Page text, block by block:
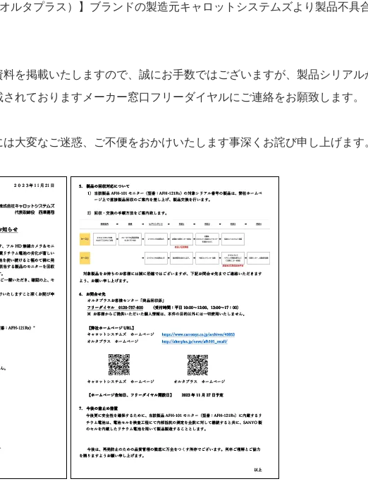
ルタプラス）】ブランドの製造元キャロットシステムズより製品不具
を掲載いたしますので、誠にお手数ではございますが、製品シリア
れておりますメーカー窓口フリーダイヤルにご連絡をお願致します。
大変なご迷惑、ご不便をおかけいたします事深くお詫び申し上げます